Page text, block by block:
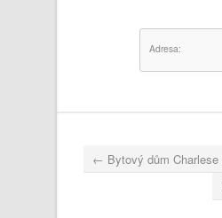
Adresa:
← Bytový dům Charlese